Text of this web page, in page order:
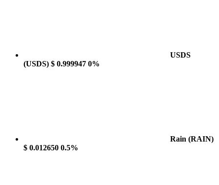
USDS
(USDS) $ 0.999947 0%
Rain (RAIN)
$ 0.012650 0.5%